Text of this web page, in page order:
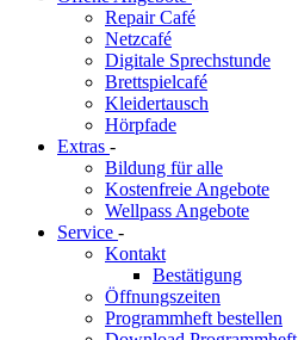
Repair Café
Netzcafé
Digitale Sprechstunde
Brettspielcafé
Kleidertausch
Hörpfade
Extras -
Bildung für alle
Kostenfreie Angebote
Wellpass Angebote
Service -
Kontakt
Bestätigung
Öffnungszeiten
Programmheft bestellen